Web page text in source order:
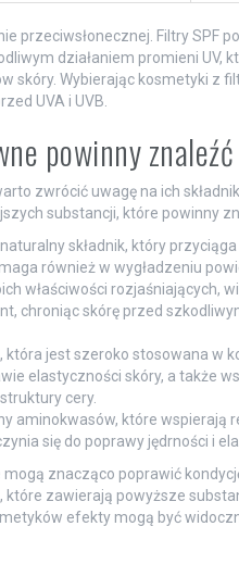
przeciwsłonecznej. Filtry SPF
działaniem promieni
skóry. Wybierając kosmetyki z
UVA i UVB.
powinny
zwrócić uwagę na ich
substancji, które powinny
składnik, który
również w wygładzeniu
właściwości rozjaśniających,
chroniąc skórę przed
jest szeroko stosowana w
elastyczności skóry, a także
cery.
aminokwasów, które wspierają
się do poprawy jędrności i
znacząco poprawić
zawierają powyższe
efekty mogą być